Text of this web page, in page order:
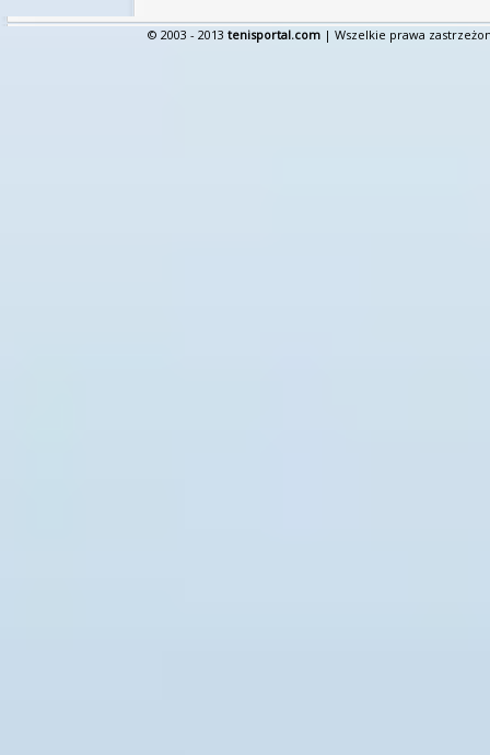
© 2003 - 2013 tenisportal.com | Wszelkie prawa